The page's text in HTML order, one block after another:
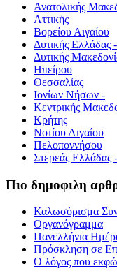
Ανατολικής
Αττικής
Βορείου Αιγαίου
Δυτικής Ελλάδας -
Δυτικής
Ηπείρου
Θεσσαλίας
Ιονίων Νήσων -
Κεντρικής
Κρήτης
Νοτίου Αιγαίου
Πελοποννήσου
Στερεάς Ελλάδας -
Πιο δημοφιλη
Καλωσόρισμα
Οργανόγραμμα
Πανελλήνια
Πρόσκληση σε
Ο λόγος που